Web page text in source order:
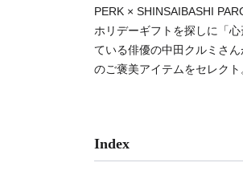
PERK × SHINSAIBASHI
ホリデーギフトを探しに「
ている俳優の中田クルミさ
のご褒美アイテムをセレクト
Index